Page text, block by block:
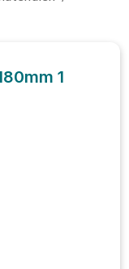
1